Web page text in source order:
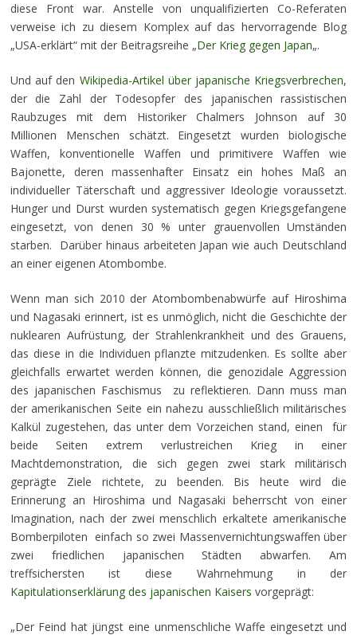
diese Front war. Anstelle von unqualifizierten Co-Referaten
verweise ich zu diesem Komplex auf das hervorragende Blog
„USA-erklärt“ mit der Beitragsreihe „Der Krieg gegen Japan„.
Und auf den Wikipedia-Artikel über japanische Kriegsverbrechen,
der die Zahl der Todesopfer des japanischen rassistischen
Raubzuges mit dem Historiker Chalmers Johnson auf 30
Millionen Menschen schätzt. Eingesetzt wurden biologische
Waffen, konventionelle Waffen und primitivere Waffen wie
Bajonette, deren massenhafter Einsatz ein hohes Maß an
individueller Täterschaft und aggressiver Ideologie voraussetzt.
Hunger und Durst wurden systematisch gegen Kriegsgefangene
eingesetzt, von denen 30 % unter grauenvollen Umständen
starben. Darüber hinaus arbeiteten Japan wie auch Deutschland
an einer eigenen Atombombe.
Wenn man sich 2010 der Atombombenabwürfe auf Hiroshima
und Nagasaki erinnert, ist es unmöglich, nicht die Geschichte der
nuklearen Aufrüstung, der Strahlenkrankheit und des Grauens,
das diese in die Individuen pflanzte mitzudenken. Es sollte aber
gleichfalls erwartet werden können, die genozidale Aggression
des japanischen Faschismus zu reflektieren. Dann muss man
der amerikanischen Seite ein nahezu ausschließlich militärisches
Kalkül zugestehen, das unter dem Vorzeichen stand, einen für
beide Seiten extrem verlustreichen Krieg in einer
Machtdemonstration, die sich gegen zwei stark militärisch
geprägte Ziele richtete, zu beenden. Bis heute wird die
Erinnerung an Hiroshima und Nagasaki beherrscht von einer
Imagination, nach der zwei menschlich erkaltete amerikanische
Bomberpiloten einfach so zwei Massenvernichtungswaffen über
zwei friedlichen japanischen Städten abwarfen. Am
treffsichersten ist diese Wahrnehmung in der
Kapitulationserklärung des japanischen Kaisers vorgeprägt:
„Der Feind hat jüngst eine unmenschliche Waffe eingesetzt und